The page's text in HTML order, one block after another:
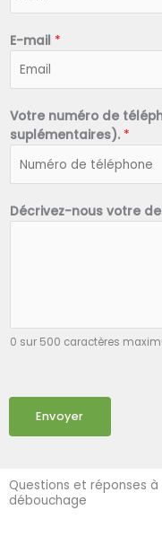
*
E-mail *
Votre numéro de
suplémentaires). *
Décrivez-nous votre
0 sur 500 caractères
Envoyer
Questions et réponses
débouchage